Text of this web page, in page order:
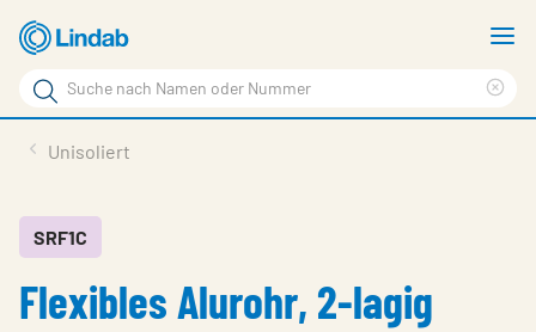
Zum
Hauptinhalt
Suchbegriff
Seite
durchsuchen
Im Fokus
Über Lindab
Unisoliert
SRF1C
Flexibles Alurohr, 2-lagig